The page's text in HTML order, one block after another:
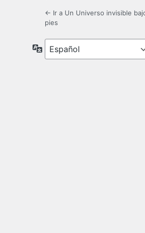
← Ir a Un Universo invisible
pies
Idioma